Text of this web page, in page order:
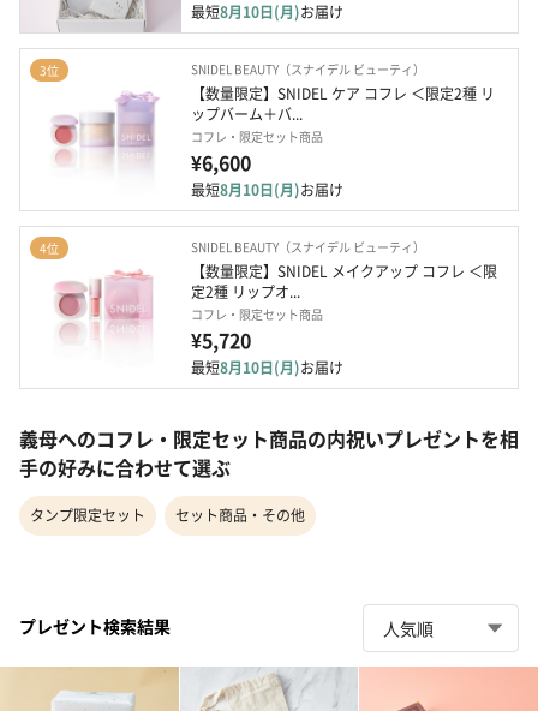
最短8月10日(月)お届け
3位 SNIDEL BEAUTY（スナイデル ビューティ）
【数量限定】SNIDEL ケア コフレ ＜限定2種 リ
ップバーム＋バ...
コフレ・限定セット商品
¥6,600
最短8月10日(月)お届け
4位 SNIDEL BEAUTY（スナイデル ビューティ）
【数量限定】SNIDEL メイクアップ コフレ ＜限
定2種 リップオ...
コフレ・限定セット商品
¥5,720
最短8月10日(月)お届け
義母へのコフレ・限定セット商品の内祝いプレゼントを相
手の好みに合わせて選ぶ
タンプ限定セット セット商品・その他
プレゼント検索結果